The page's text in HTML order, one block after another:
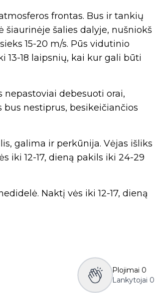
frontas. Bus ir tankių
šalies dalyje, nušniokš
15-20 m/s. Pūs vidutinio
13-18 laipsnių, kai kur gali būti
nepastoviai debesuoti orai,
nestiprus, besikeičiančios
galima ir perkūnija. Vėjas išliks
iki 12-17, dieną pakils iki 24-29
Naktį vės iki 12-17, dieną
Plojimai 0
Lankytojai 0